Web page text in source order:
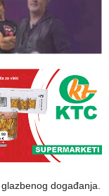
događanja.